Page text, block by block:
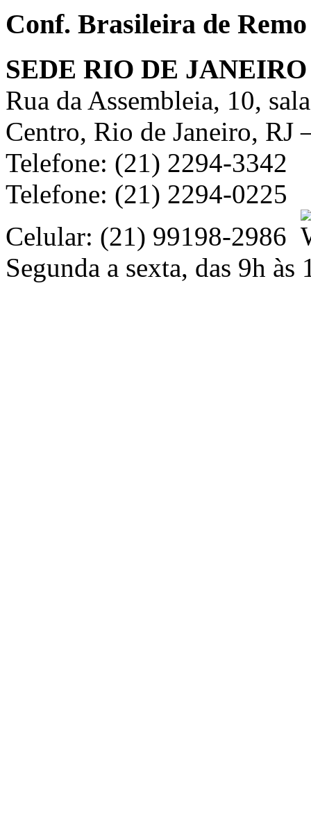
Conf. Brasileira de Remo
SEDE RIO DE JANEIRO
Rua da Assembleia, 10,
Centro, Rio de Janeiro, RJ
Telefone: (21) 2294-3342
Telefone: (21) 2294-0225
Celular: (21) 99198-2986
Segunda a sexta, das 9h às